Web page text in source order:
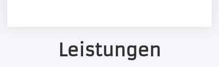
Leistungen